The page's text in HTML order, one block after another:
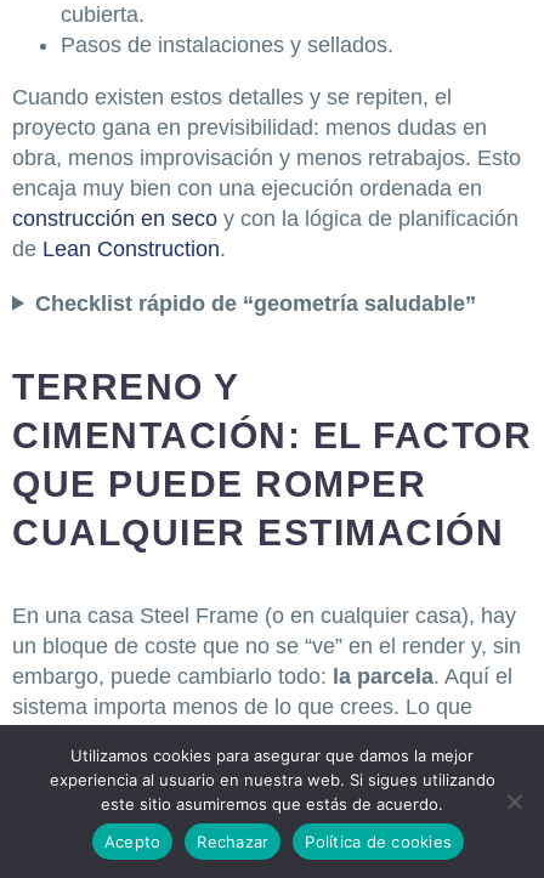
cubierta.
Pasos de instalaciones y sellados.
Cuando existen estos detalles y se repiten, el
proyecto gana en previsibilidad: menos dudas en
obra, menos improvisación y menos retrabajos. Esto
encaja muy bien con una ejecución ordenada en
construcción en seco y con la lógica de planificación
de Lean Construction.
Checklist rápido de “geometría saludable”
TERRENO Y
CIMENTACIÓN: EL FACTOR
QUE PUEDE ROMPER
CUALQUIER ESTIMACIÓN
En una casa Steel Frame (o en cualquier casa), hay
un bloque de coste que no se “ve” en el render y, sin
embargo, puede cambiarlo todo: la parcela. Aquí el
sistema importa menos de lo que crees. Lo que
fácil (o difícil) es ejecutar y abastecer la obra.
Idea clave:el Steel Frame es ligero, sí. Pero la
parcela no negocia: si el terreno exige movimiento de
Utilizamos cookies para asegurar que damos la mejor
experiencia al usuario en nuestra web. Si sigues utilizando
este sitio asumiremos que estás de acuerdo.
Acepto
Rechazar Política de cookies